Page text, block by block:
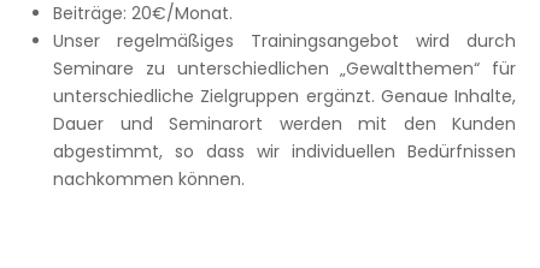
Beiträge: 20€/Monat.
Unser regelmäßiges Trainingsangebot wird durch
Seminare zu unterschiedlichen „Gewaltthemen“ für
unterschiedliche Zielgruppen ergänzt. Genaue Inhalte,
Dauer und Seminarort werden mit den Kunden
abgestimmt, so dass wir individuellen Bedürfnissen
nachkommen können.